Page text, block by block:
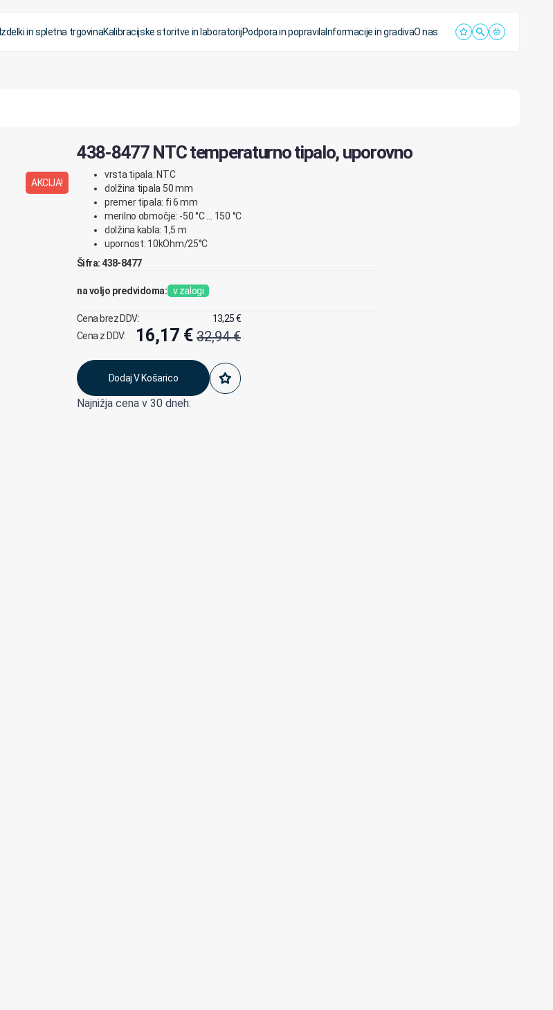
Izdelki in spletna trgovinaKalibracijske storitve in laboratorijPodpora in popravilaInformacije in gradivaO nas
AKCIJA!
438-8477 NTC temperaturno tipalo, uporovno
vrsta tipala: NTC
dolžina tipala 50 mm
premer tipala: fi 6 mm
merilno območje: -50 °C … 150 °C
dolžina kabla: 1,5 m
upornost: 10kOhm/25°C
Šifra: 438-8477
na voljo predvidoma: v zalogi
Cena brez DDV: 13,25€
Cena z DDV:
32,94€
Izvirna
cena
je
bila:
16,17 €
Trenutna
cena
je:
16,17 €.
Dodaj V Košarico
Najnižja cena v 30 dneh: